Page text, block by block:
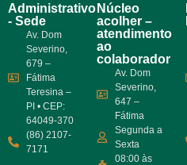
Administrativo
- Sede
Av. Dom
Severino,
679 –
Fátima
Teresina –
PI • CEP:
64049-370
(86) 2107-
7171
Núcleo
acolher –
atendimento
ao
colaborador
Av. Dom
Severino,
647 –
Fátima
Segunda a
Sexta
08:00 às